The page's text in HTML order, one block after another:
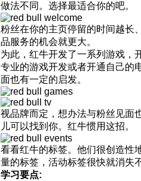
做法不同。选择最适合你的吧。
粉丝在你的主页停留的时间越长
品服务的机会就更大。
为此，红牛开发了一系列游戏，
专业的游戏开发或者开通自己的
面也有一定的启发。
视品牌而定，想办法与粉丝见面
儿可以找到你。红牛惯用这招。
看看红牛的标签。他们很创造性
量的标签，活动标签很快就消失
学习要点: